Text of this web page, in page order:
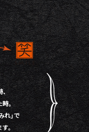
。
れ」で
。